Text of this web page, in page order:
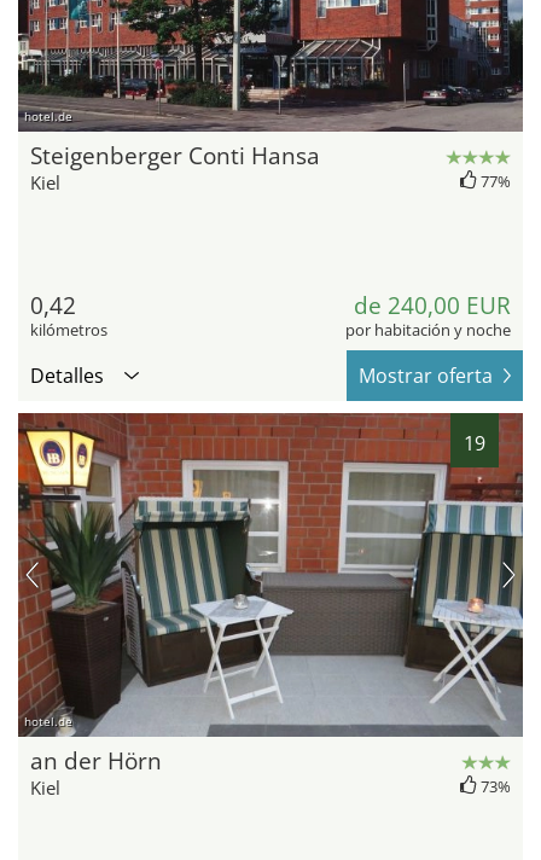
hotel.de
Steigenberger Conti Hansa
Kiel 77%
0,42
kilómetros
de 240,00 EUR
por habitación y noche
Detalles Mostrar oferta
19
hotel.de
an der Hörn
Kiel 73%